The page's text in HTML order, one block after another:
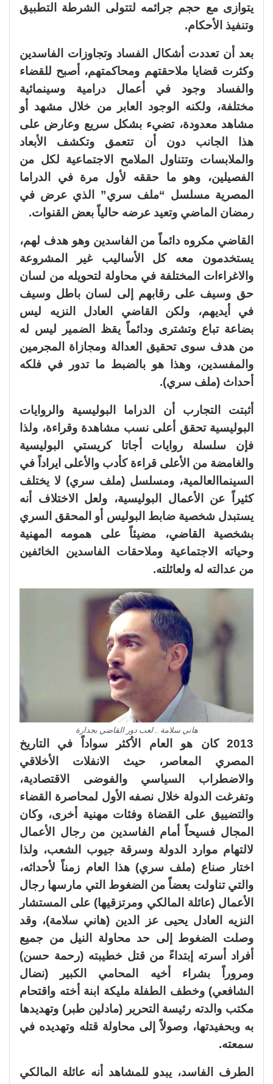
يتوازى مع حجم جرائمه لتتولى الشرطة التطبيق
وتنفيذ الأحكام.
بعد أن تعددت أشكال الفساد وتجاوزات الفاسدين
وكثرت قضايا ملاحقتهم ومحاكمتهم، أصبح للقضاء
والفساد وجود في أعمال درامية وسينمائية
مختلفة، ولكنه الوجود العابر من خلال مشهد أو
مشاهد معدودة، تضيء بشكل سريع وعارض على
هذا الجانب دون أن تتعمق وتكشف الأبعاد
والملابسات وتتناول الملامح الاجتماعية لكل من
الفصيلين، وهو ما حققه لأول مرة في الدراما
المصرية مسلسل “ملف سري” الذي عرض في
رمضان الماضي وتعيد عرضه حالياً بعض القنوات.
القاضي مكروه دائماً من الفاسدين وهو هدف لهم،
يستخدمون معه كل الأساليب غير المشروعة
والاغراءات المختلفة في محاولة لتحويله من لسان
حق وسيف على رقابهم إلى لسان باطل وسيف
في أيديهم، ولكن القاضي العادل النزيه ليس
بضاعة تباع وتشترى ودائماً يقظ الضمير ليس له
من هدف سوى تحقيق العدالة ومجازاة المجرمين
والمفسدين، وهذا هو بالضبط ما تدور في فلكه
أحداث (ملف سري).
أثبتت التجارب أن الدراما البوليسية والروايات
البوليسية تحقق أعلى نسب مشاهدة وقراءة، ولذا
فإن سلسلة روايات أجاتا كريستي البوليسية
والغامضة من الأعلى قراءة كأدب والأعلى ايراداً في
السينماالعالمية، ومسلسل (ملف سري) لا يختلف
كثيراً عن الأعمال البوليسية، ولعل الاختلاف أنه
يستبدل شخصية ضابط البوليس أو المحقق السري
بشخصية القاضي، مضيئاً على همومه المهنية
وحياته الاجتماعية وملاحقات الفاسدين الخائفين
من عدالته له ولعائلته.
هاني سلامة .. لعب دور القاضي بجدارة
2013 كان هو العام الأكثر سواداً في التاريخ
المصري المعاصر، حيث الانفلات الأخلاقي
والاضطراب السياسي والفوضى الاقتصادية،
وتفرغت الدولة خلال نصفه الأول لمحاصرة القضاء
والتضييق على القضاة وفئات مهنية أخرى، وكان
المجال فسيحاً أمام الفاسدين من رجال الأعمال
لالتهام موارد الدولة وسرقة جيوب الشعب، ولذا
اختار صناع (ملف سري) هذا العام زمناً لأحداثه،
والتي تناولت بعضاً من الضغوط التي مارسها رجال
الأعمال (عائلة المالكي ومرتزقيها) على المستشار
النزيه العادل يحيى عز الدين (هاني سلامة)، وقد
وصلت الضغوط إلى حد محاولة النيل من جميع
أفراد أسرته إبتداءً من قتل خطيبته (رحمة حسن)
ومروراً بشراء أخيه المحامي الكبير (نضال
الشافعي) وخطف الطفلة مليكة ابنة أخته واقتحام
مكتب والدته رئيسة التحرير (مادلين طبر) وتهديدها
به وبحفيدتها، وصولاً إلى محاولة قتله وتهديده في
سمعته.
الطرف الفاسد، يبدو للمشاهد أنه عائلة المالكي